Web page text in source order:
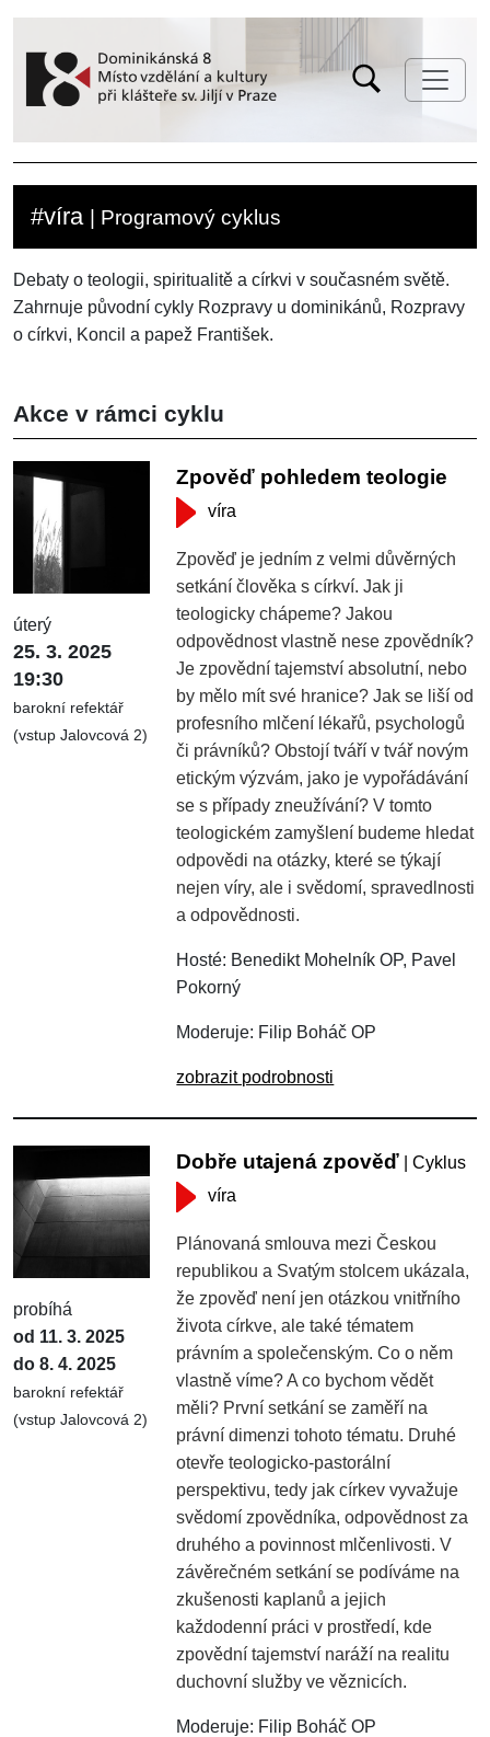
#víra | Programový cyklus
Debaty o teologii, spiritualitě a církvi v současném světě.
Zahrnuje původní cykly Rozpravy u dominikánů, Rozpravy
o církvi, Koncil a papež František.
Akce v rámci cyklu
úterý
25. 3. 2025
19:30
barokní refektář
(vstup Jalovcová 2)
Zpověď pohledem teologie
víra
Zpověď je jedním z velmi důvěrných
setkání člověka s církví. Jak ji
teologicky chápeme? Jakou
odpovědnost vlastně nese zpovědník?
Je zpovědní tajemství absolutní, nebo
by mělo mít své hranice? Jak se liší od
profesního mlčení lékařů, psychologů
či právníků? Obstojí tváří v tvář novým
etickým výzvám, jako je vypořádávání
se s případy zneužívání? V tomto
teologickém zamyšlení budeme hledat
odpovědi na otázky, které se týkají
nejen víry, ale i svědomí, spravedlnosti
a odpovědnosti.
Hosté: Benedikt Mohelník OP, Pavel
Pokorný
Moderuje: Filip Boháč OP
zobrazit podrobnosti
probíhá
od 11. 3. 2025
do 8. 4. 2025
barokní refektář
(vstup Jalovcová 2)
Dobře utajená zpověď | Cyklus
víra
Plánovaná smlouva mezi Českou
republikou a Svatým stolcem ukázala,
že zpověď není jen otázkou vnitřního
života církve, ale také tématem
právním a společenským. Co o něm
vlastně víme? A co bychom vědět
měli? První setkání se zaměří na
právní dimenzi tohoto tématu. Druhé
otevře teologicko-pastorální
perspektivu, tedy jak církev vyvažuje
svědomí zpovědníka, odpovědnost za
druhého a povinnost mlčenlivosti. V
závěrečném setkání se podíváme na
zkušenosti kaplanů a jejich
každodenní práci v prostředí, kde
zpovědní tajemství naráží na realitu
duchovní služby ve věznicích.
Moderuje: Filip Boháč OP